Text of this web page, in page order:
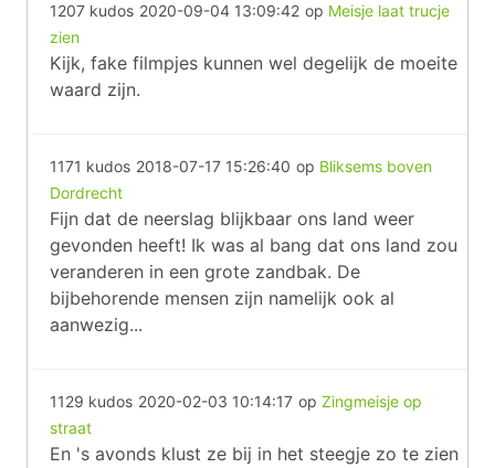
1207 kudos 2020-09-04 13:09:42 op Meisje laat trucje
zien
Kijk, fake filmpjes kunnen wel degelijk de moeite
waard zijn.
1171 kudos 2018-07-17 15:26:40 op Bliksems boven
Dordrecht
Fijn dat de neerslag blijkbaar ons land weer
gevonden heeft! Ik was al bang dat ons land zou
veranderen in een grote zandbak. De
bijbehorende mensen zijn namelijk ook al
aanwezig...
1129 kudos 2020-02-03 10:14:17 op Zingmeisje op
straat
En 's avonds klust ze bij in het steegje zo te zien